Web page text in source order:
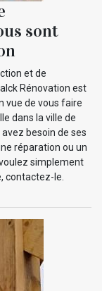
sont
et de
Rénovation est
vue de vous faire
dans la ville de
besoin de ses
réparation ou un
simplement
contactez-le.